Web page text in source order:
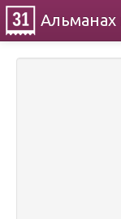
Альманах